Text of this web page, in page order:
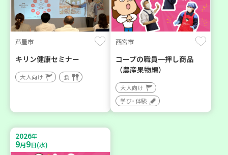
芦屋市
キリン健康セミナー
大人向け 食
西宮市
コープの職員一押し商品
（農産果物編）
大人向け
学び・体験
2026年
9月9日(水)